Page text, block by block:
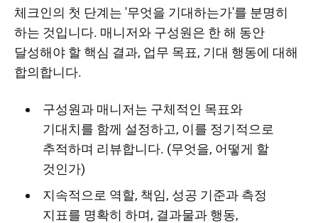
체크인의 첫 단계는 '무엇을 기대하는가'를 분명히
하는 것입니다. 매니저와 구성원은 한 해 동안
달성해야 할 핵심 결과, 업무 목표, 기대 행동에 대해
합의합니다.
구성원과 매니저는 구체적인 목표와
기대치를 함께 설정하고, 이를 정기적으로
추적하며 리뷰합니다. (무엇을, 어떻게 할
것인가)
지속적으로 역할, 책임, 성공 기준과 측정
지표를 명확히 하며, 결과물과 행동,